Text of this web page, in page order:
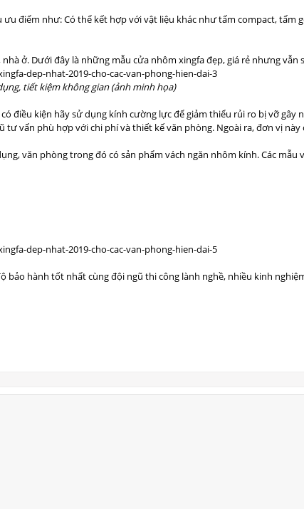
điểm như: Có thể kết hợp với vật liệu khác như tấm compact, tấm
ở. Dưới đây là những mẫu cửa nhôm xingfa đẹp, giá rẻ nhưng vẫn
tiết kiệm không gian (ảnh minh họa)
điều kiện hãy sử dụng kính cường lực để giảm thiểu rủi ro bị vỡ gây
vấn phù hợp với chi phí và thiết kế văn phòng. Ngoài ra, đơn vị
văn phòng trong đó có sản phẩm vách ngăn nhôm kính. Các mẫu
bảo hành tốt nhất cùng đội ngũ thi công lành nghề, nhiều kinh